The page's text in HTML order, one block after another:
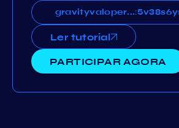
...
Ler tutorial
PARTICIPAR AGORA